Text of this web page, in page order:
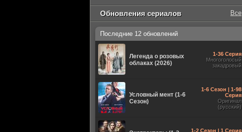
Обновления сериалов Все
Последние 12 обновлений
Легенда о розовых
облаках (2026)
1-36 Серия
Многоголосый
закадровый
Условный мент (1-6
Сезон)
1-6 Сезон | 1-98
Серия
Оригинал
(русский)
1-2 Сезон | 1 Серия